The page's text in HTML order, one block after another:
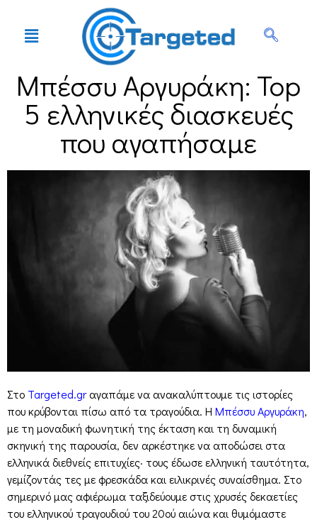
Μπέσσυ Αργυράκη: Top
5 ελληνικές διασκευές
που αγαπήσαμε
Στο Targeted.grαγαπάμε να ανακαλύπτουμε τις ιστορίες
που κρύβονται πίσω από τα τραγούδια. Η Μπέσσυ Αργυράκη,
με τη μοναδική φωνητική της έκταση και τη δυναμική
σκηνική της παρουσία, δεν αρκέστηκε να αποδώσει στα
ελληνικά διεθνείς επιτυχίες· τους έδωσε ελληνική ταυτότητα,
γεμίζοντάς τες με φρεσκάδα και ειλικρινές συναίσθημα. Στο
σημερινό μας αφιέρωμα ταξιδεύουμε στις χρυσές δεκαετίες
του ελληνικού τραγουδιού του 20ού αιώνα και θυμόμαστε